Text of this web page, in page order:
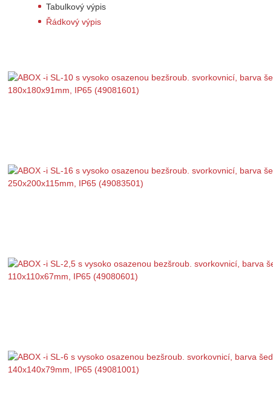
Tabulkový výpis
Řádkový výpis